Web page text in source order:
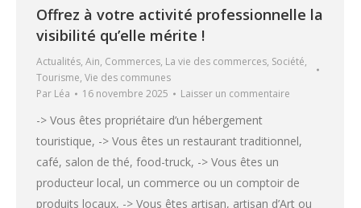
Offrez à votre activité professionnelle la
visibilité qu’elle mérite !
Actualités, Ain, Commerces, La vie des commerces, Société,
Tourisme, Vie des communes
Par Léa 16 novembre 2025 Laisser un commentaire
-> Vous êtes propriétaire d’un hébergement
touristique, -> Vous êtes un restaurant traditionnel,
café, salon de thé, food-truck, -> Vous êtes un
producteur local, un commerce ou un comptoir de
produits locaux, -> Vous êtes artisan, artisan d’Art ou